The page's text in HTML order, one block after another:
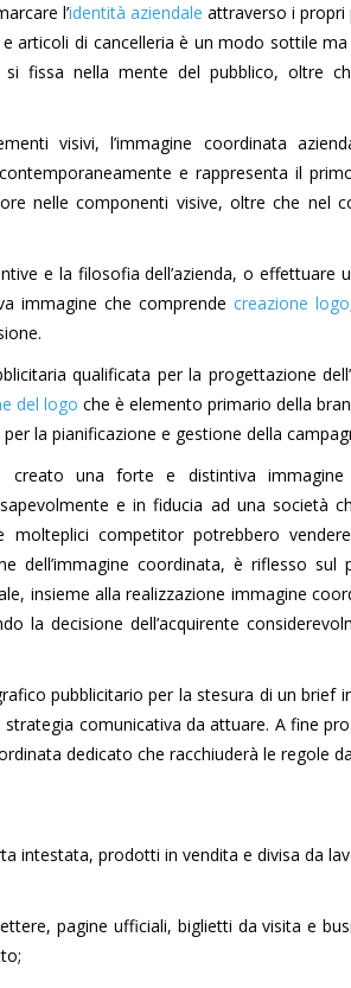
l’identità aziendale attraverso i
articoli di cancelleria è un modo sottile
fissa nella mente del pubblico, oltre
visivi, l’immagine coordinata
e rappresenta il
nelle componenti visive, oltre che nel
e la filosofia dell’azienda, o effettuare
immagine che comprende creazione logo
qualificata per la progettazione
del logo che è elemento primario della
la pianificazione e gestione della
creato una forte e distintiva
e in fiducia ad una società
competitor potrebbero
dell’immagine coordinata, è riflesso
insieme alla realizzazione immagine
la decisione dell’acquirente
pubblicitario per la stesura di un brief
comunicativa da attuare. A fine
dedicato che racchiuderà le regole
intestata, prodotti in vendita e divisa da
pagine ufficiali, biglietti da visita e